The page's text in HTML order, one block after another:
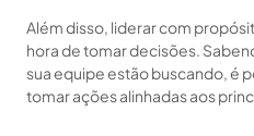
Além disso, liderar com
hora de tomar decisões.
sua equipe estão buscando, é
tomar ações alinhadas aos